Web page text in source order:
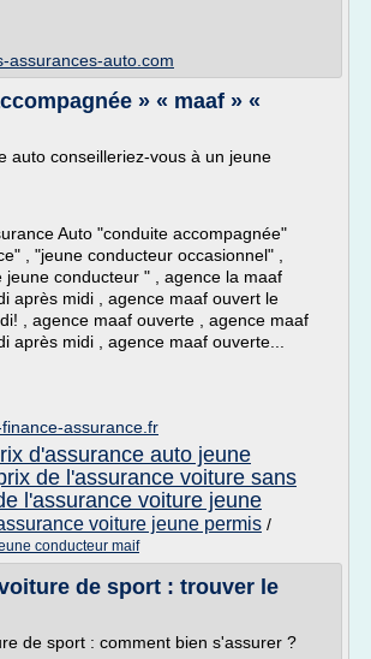
assurances-auto.com
» « maaf » «
auto conseilleriez-vous à un jeune
Auto "conduite accompagnée"
, "jeune conducteur occasionnel" ,
jeune conducteur " , agence la maaf
après midi , agence maaf ouvert le
, agence maaf ouverte , agence maaf
après midi , agence maaf ouverte...
assurance.fr
d'assurance auto jeune
de l'assurance voiture sans
l'assurance voiture jeune
voiture jeune permis /
conducteur maif
de sport : trouver le
de sport : comment bien s'assurer ?